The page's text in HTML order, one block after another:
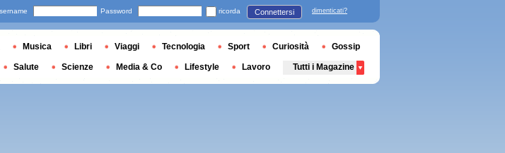
Password ricorda Connettersi dimenticati?
Musica Libri Viaggi Tecnologia Sport Curiosità Gossip
Salute Scienze Media & Co Lifestyle Lavoro Tutti i Magazine